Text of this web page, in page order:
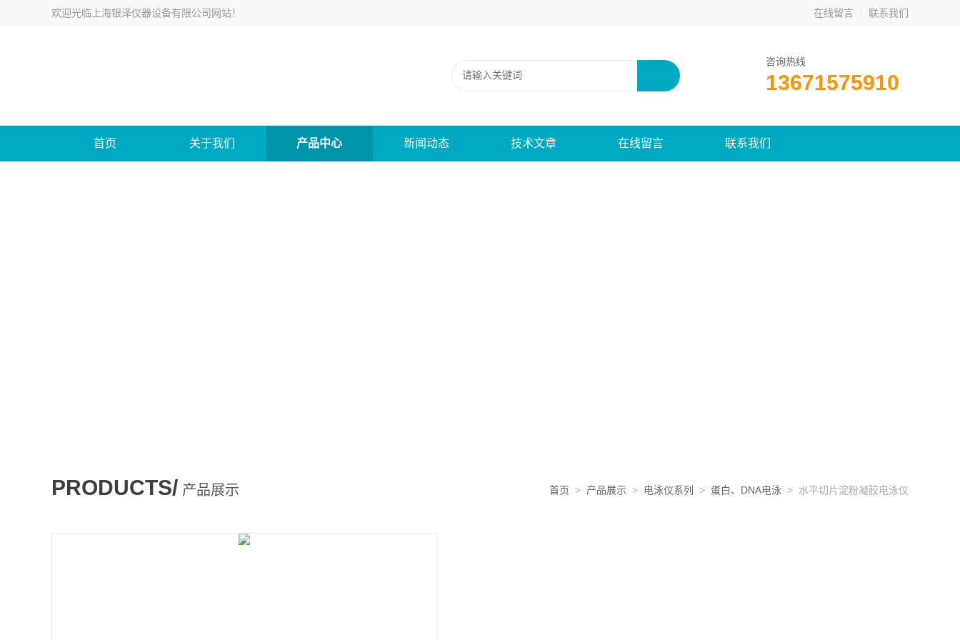
欢迎光临 上海银泽仪器设备有限公司网站！ 在线留言 联系我们
咨询热线
13671575910
首页 关于我们 产品中心 新闻动态 技术文章 在线留言 联系我们
PRODUCTS/ 产品展示 首页 > 产品展示 > 电泳仪系列 > 蛋白、DNA电泳 > 水平切片淀粉凝胶电泳仪